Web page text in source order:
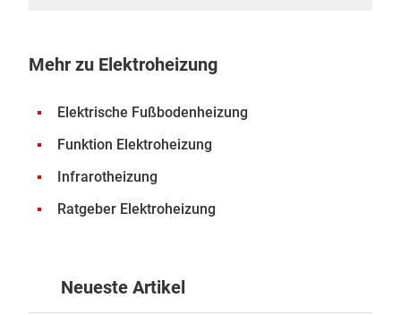
Mehr zu Elektroheizung
Elektrische Fußbodenheizung
Funktion Elektroheizung
Infrarotheizung
Ratgeber Elektroheizung
Neueste Artikel